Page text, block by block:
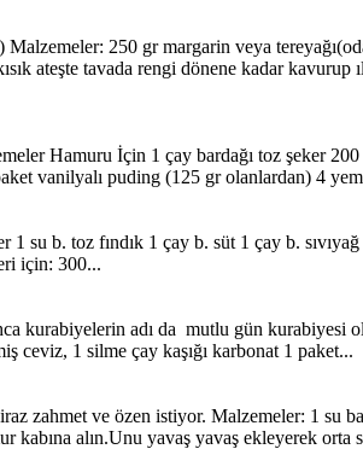
250 gr margarin veya
ateşte tavada rengi dönene kadar kavurup
Hamuru İçin 1 çay bardağı toz şeker 200
vanilyalı puding (125 gr olanlardan) 4
b. toz fındık 1 çay b. süt 1 çay b.
için: 300...
kurabiyelerin adı da mutlu gün kurabiyesi
ceviz, 1 silme çay kaşığı karbonat 1 paket...
ve özen istiyor. Malzemeler: 1 su
kabına alın.Unu yavaş yavaş ekleyerek